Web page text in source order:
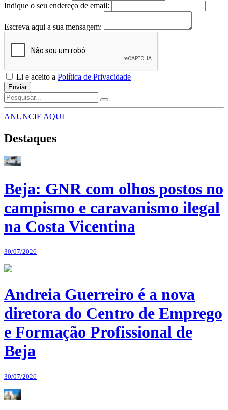
Indique o seu endereço de email:
Escreva aqui a sua mensagem:
Li e aceito a Política de Privacidade
Enviar
ANUNCIE AQUI
Destaques
Beja: GNR com olhos postos no
campismo e caravanismo ilegal
na Costa Vicentina
30/07/2026
Andreia Guerreiro é a nova
diretora do Centro de Emprego
e Formação Profissional de
Beja
30/07/2026